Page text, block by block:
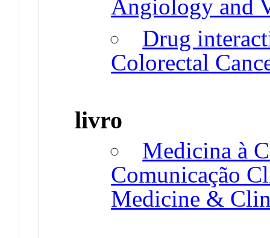
Angiology and
Drug
Colorectal
livro
Medicina à
Comunicação
Medicine &